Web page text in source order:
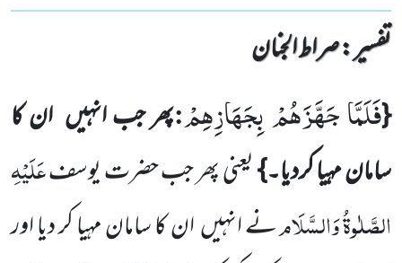
تفسیر : ‎صراط الجنان
{فَلَمَّا جَهَّزَهُمْ بِجَهَازِهِمْ:پھر جب انہیں ان کا
سامان مہیا کردیا۔}یعنی پھر جب حضرت یوسفعَلَیْہِ
الصَّلٰوۃُ وَالسَّلَامنے انہیںان کا سامان مہیا کر دیا اور